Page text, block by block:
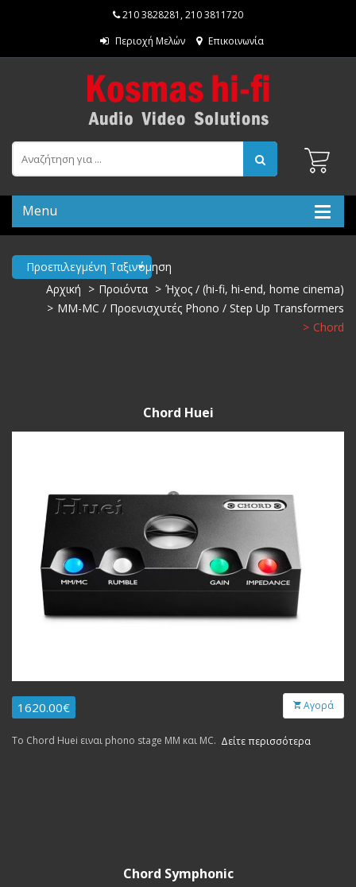
210 3828281 ,210 3811720
Περιοχή Μελών
Επικοινωνία
Menu
Προεπιλεγμένη Ταξινόμηση
Αρχική
Προιόντα
Ήχος / (hi-fi, hi-end, home cinema)
MM-MC / Προενισχυτές Phono / Step Up Transformers
Chord
Chord Huei
1620.00€ Αγορά
Το Chord Huei ειναι phono stage MM και MC. Δείτε περισσότερα
Chord Symphonic